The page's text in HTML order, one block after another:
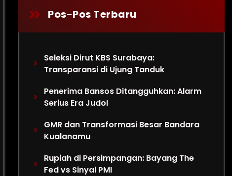
Pos-Pos Terbaru
Seleksi Dirut KBS Surabaya:
Transparansi di Ujung Tanduk
Penerima Bansos Ditangguhkan: Alarm
Serius Era Judol
GMR dan Transformasi Besar Bandara
Kualanamu
Rupiah di Persimpangan: Bayang The
Fed vs Sinyal PMI